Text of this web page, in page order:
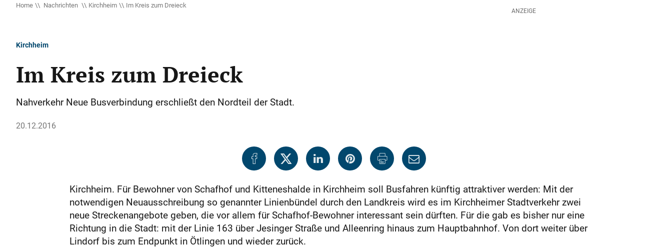
Home Nachrichten Kirchheim Im Kreis zum Dreieck
Kirchheim
Im Kreis zum Dreieck
Nahverkehr Neue Busverbindung erschließt den Nordteil der Stadt.
20.12.2016
Kirchheim. Für Bewohner von Schafhof und Kitteneshalde in Kirchheim soll Busfahren künftig attraktiver werden: Mit der
notwendigen Neuausschreibung so genannter Linienbündel durch den Landkreis wird es im Kirchheimer Stadtverkehr zwei
neue Streckenangebote geben, die vor allem für Schafhof-Bewohner interessant sein dürften. Für die gab es bisher nur eine
Richtung in die Stadt: mit der Linie 163 über Jesinger Straße und Alleenring hinaus zum Hauptbahnhof. Von dort weiter über
Lindorf bis zum Endpunkt in Ötlingen und wieder zurück.